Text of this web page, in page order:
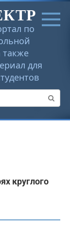
по
для
круглого